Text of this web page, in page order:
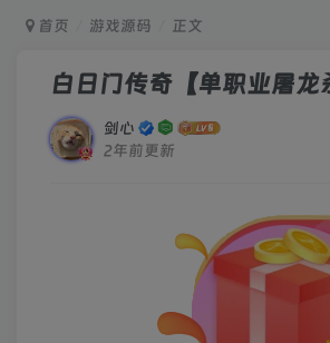
首页 游戏源码 正文
白日门传奇【单职业屠
剑心
2年前更新